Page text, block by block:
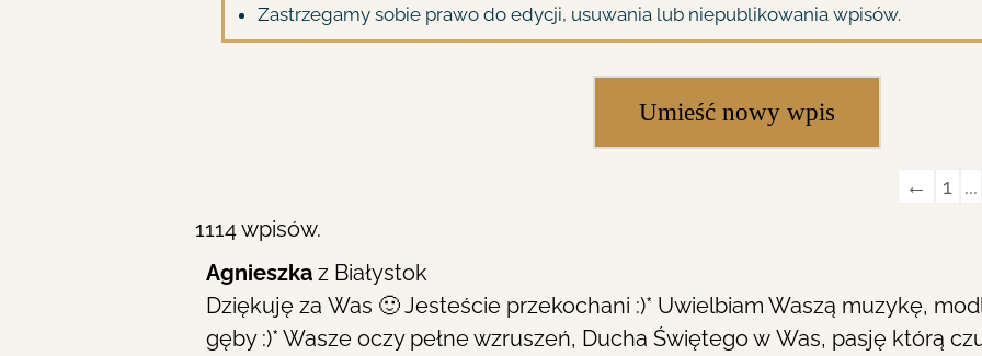
Zastrzegamy sobie prawo do edycji, usuwania lub niepublikowania wpisów.
← 1 ...
1114 wpisów.
Agnieszka z Białystok
Dziękuję za Was 🙂 Jesteście przekochani :)* Uwielbiam Waszą muzykę,
gęby :)* Wasze oczy pełne wzruszeń, Ducha Świętego w Was, pasję którą